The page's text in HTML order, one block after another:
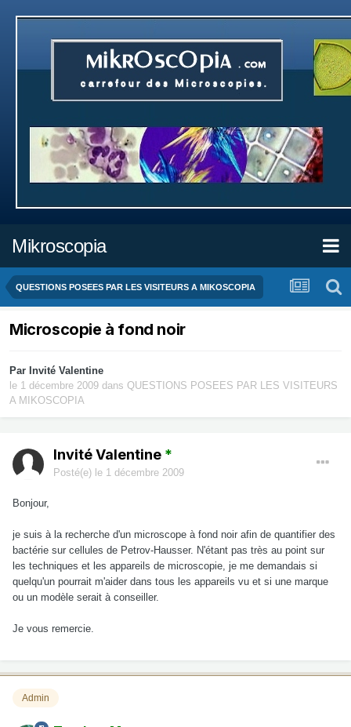
Mikroscopia
QUESTIONS POSEES PAR LES VISITEURS A MIKOSCOPIA
Microscopie à fond noir
Par Invité Valentine
le 1 décembre 2009 dans QUESTIONS POSEES PAR LES VISITEURS
A MIKOSCOPIA
Invité Valentine *
Posté(e) le 1 décembre 2009
Bonjour,
je suis à la recherche d'un microscope à fond noir afin de quantifier des
bactérie sur cellules de Petrov-Hausser. N'étant pas très au point sur
les techniques et les appareils de microscopie, je me demandais si
quelqu'un pourrait m'aider dans tous les appareils vu et si une marque
ou un modèle serait à conseiller.
Je vous remercie.
Admin